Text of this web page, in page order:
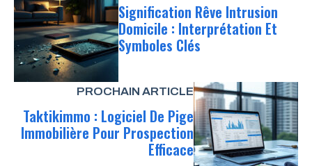
Signification Rêve Intrusion
Domicile : Interprétation Et
Symboles Clés
PROCHAIN ARTICLE
Taktikimmo : Logiciel De Pige
Immobilière Pour Prospection
Efficace